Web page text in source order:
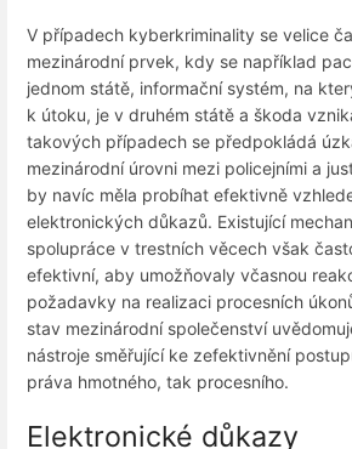
V případech kyberkriminality se velice
mezinárodní prvek, kdy se například
jednom státě, informační systém, na
k útoku, je v druhém státě a škoda
takových případech se předpokládá
mezinárodní úrovni mezi policejními a
by navíc měla probíhat efektivně
elektronických důkazů. Existující
spolupráce v trestních věcech však
efektivní, aby umožňovaly včasnou
požadavky na realizaci procesních
stav mezinárodní společenství
nástroje směřující ke zefektivnění
práva hmotného, tak procesního.
Elektronické důkazy